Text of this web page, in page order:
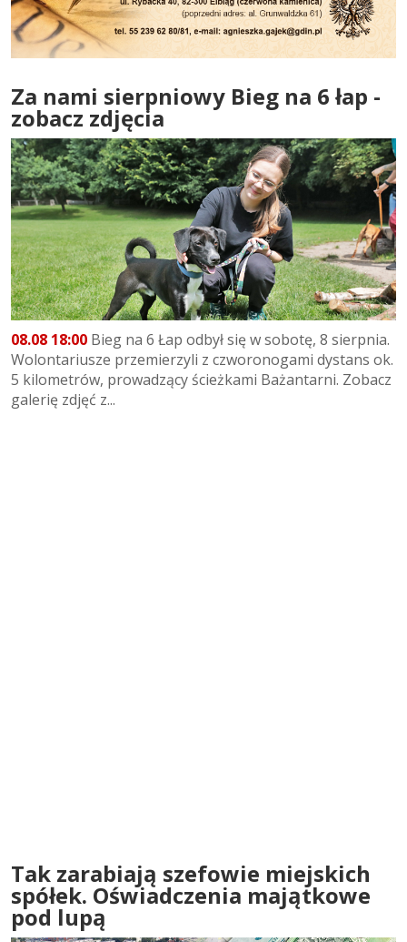
Za nami sierpniowy Bieg na 6 łap -
zobacz zdjęcia
08.08 18:00 Bieg na 6 Łap odbył się w sobotę, 8 sierpnia.
Wolontariusze przemierzyli z czworonogami dystans ok.
5 kilometrów, prowadzący ścieżkami Bażantarni. Zobacz
galerię zdjęć z...
Tak zarabiają szefowie miejskich
spółek. Oświadczenia majątkowe
pod lupą